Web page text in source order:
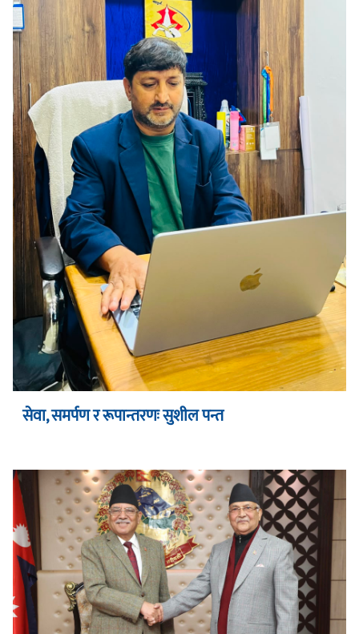
सेवा, समर्पण र रूपान्तरणः सुशील पन्त